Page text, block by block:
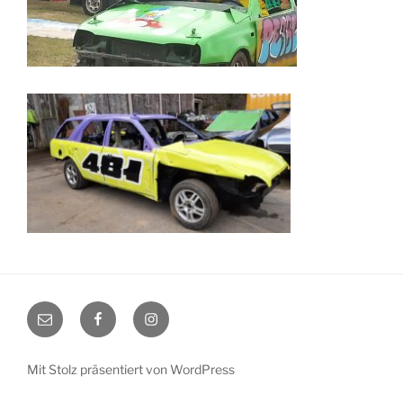
EMail FacebookInstagram
Mit Stolz präsentiert von WordPress